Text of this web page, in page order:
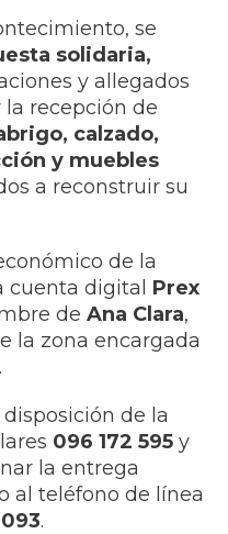
se
solidaria,
y allegados
recepción de
calzado,
y muebles
a reconstruir su
de la
cuenta digital Prex
de Ana Clara,
la zona encargada
de la
096 172 595 y
la entrega
al teléfono de línea
.